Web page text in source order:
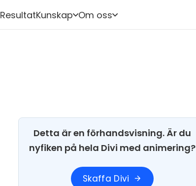
ResultatKunskap Om oss
Detta är en förhandsvisning. Är du
nyfiken på hela Divi med animering?
Skaffa Divi arrow_forward